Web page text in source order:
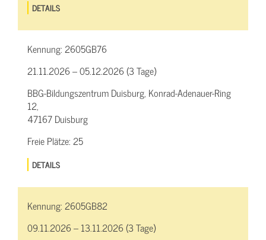
DETAILS
Kennung:2605GB76
21.11.2026 – 05.12.2026 (3 Tage)
BBG-Bildungszentrum Duisburg, Konrad-Adenauer-Ring
12,
47167 Duisburg
Freie Plätze:25
DETAILS
Kennung:2605GB82
09.11.2026 – 13.11.2026 (3 Tage)